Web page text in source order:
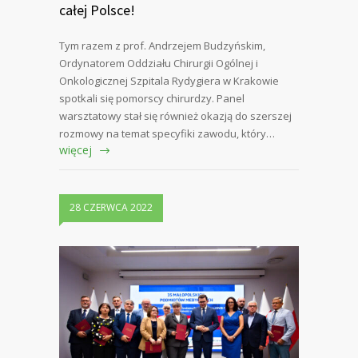
całej Polsce!
Tym razem z prof. Andrzejem Budzyńskim,
Ordynatorem Oddziału Chirurgii Ogólnej i
Onkologicznej Szpitala Rydygiera w Krakowie
spotkali się pomorscy chirurdzy. Panel
warsztatowy stał się również okazją do szerszej
rozmowy na temat specyfiki zawodu, który…
więcej
28 CZERWCA 2022